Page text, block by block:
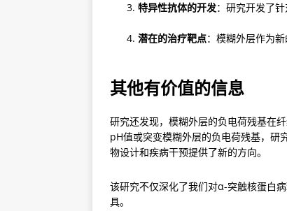
特异性抗体的开发：研究开发了
潜在的治疗靶点：模糊外层作为
其他有价值的信息
研究还发现，模糊外层的负电荷残基在
pH值或突变模糊外层的负电荷残基，研
物设计和疾病干预提供了新的方向。
该研究不仅深化了我们对α-突触核蛋白
具。